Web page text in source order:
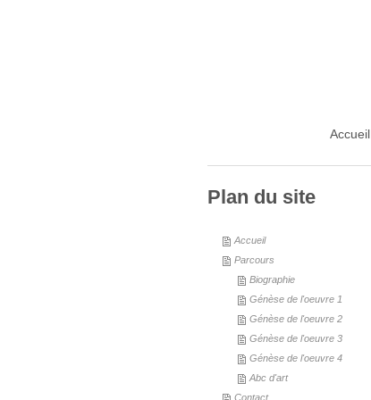
Accueil
Plan du site
Accueil
Parcours
Biographie
Génèse de l'oeuvre 1
Génèse de l'oeuvre 2
Génèse de l'oeuvre 3
Génèse de l'oeuvre 4
Abc d'art
Contact